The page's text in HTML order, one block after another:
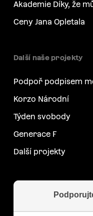
Akademie Díky, že
Ceny Jana Opletala
Další naše projekty
Podpoř podpisem
Korzo Národní
Týden svobody
Generace F
Další projekty